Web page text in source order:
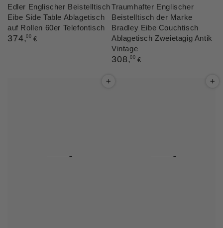
Edler Englischer Beistelltisch
Eibe Side Table Ablagetisch
auf Rollen 60er Telefontisch
Regulärer
374,00 €
Traumhafter Englischer
Beistelltisch der Marke
Bradley Eibe Couchtisch
Ablagetisch Zweietagig Antik
Vintage
Regulärer
308,00 €